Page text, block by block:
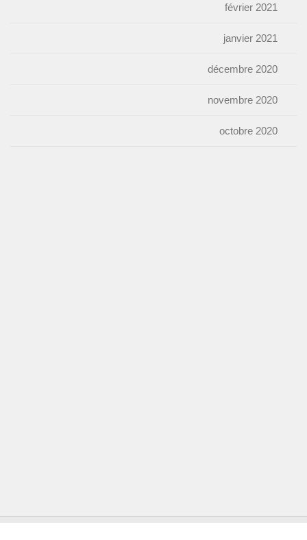
février 2021
janvier 2021
décembre 2020
novembre 2020
octobre 2020